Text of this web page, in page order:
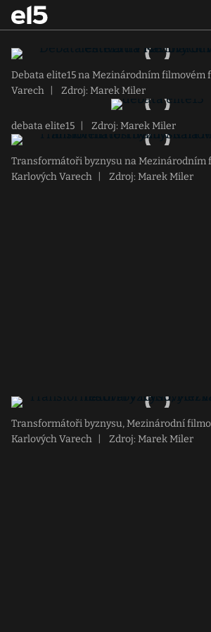
Debata elite15 na Mezinárodním filmovém
Varech
Zdroj: Marek Miler
debata elite15 Zdroj: Marek Miler
Transformátoři byznysu na Mezinárodním
Karlových Varech
Zdroj: Marek Miler
Transformátoři byznysu, Mezinárodní
Karlových Varech
Zdroj: Marek Miler